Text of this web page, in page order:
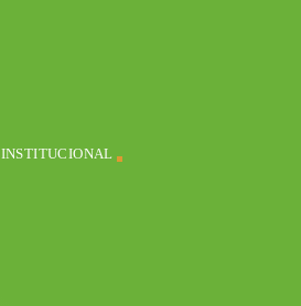
INSTITUCIONAL